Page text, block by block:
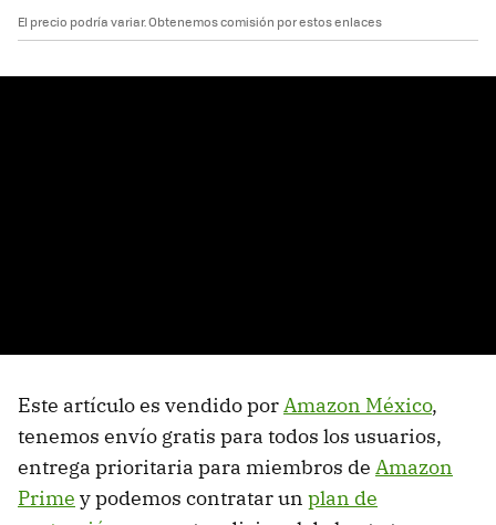
El precio podría variar. Obtenemos comisión por estos enlaces
Este artículo es vendido porAmazon México,
tenemos envío gratis para todos los usuarios,
entrega prioritaria para miembros de Amazon
Prime y podemos contratar un plan de